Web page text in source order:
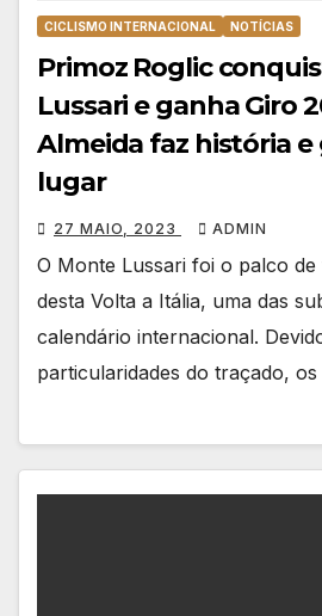
CICLISMO INTERNACIONAL NOTÍCIAS
Primoz Roglic
Lussari e ganha Giro
Almeida faz história e
lugar
27 MAIO, 2023 ADMIN
O Monte Lussari foi o palco de
desta Volta a Itália, uma das
calendário internacional.
particularidades do traçado,